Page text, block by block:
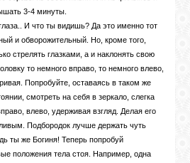
3-4 минуты.
И что ты видишь? Да это именно тот
и обворожительный. Но, кроме того,
стрелять глазками, а и наклонять свою
то немного вправо, то немного влево,
Попробуйте, оставаясь в таком же
смотреть на себя в зеркало, слегка
влево, удерживая взгляд. Делая его
Подбородок лучше держать чуть
ты же Богиня! Теперь попробуй
положения тела стоя. Например, одна